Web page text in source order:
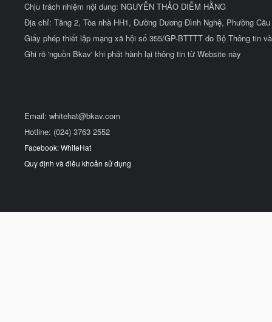
Chịu trách nhiệm nội dung: NGUYỄN THẢO DIỄM HẰNG
Địa chỉ: Tầng 2, Tòa nhà HH1, Đường Dương Đình Nghệ, Phường
Giấy phép thiết lập mạng xã hội số 355/GP-BTTTT do Bộ Thông tin
Ghi rõ 'nguồn Bkav' khi phát hành lại thông tin từ Website này
Email: whitehat@bkav.com
Hotline: (024) 3763 2552
Facebook: WhiteHat
Quy định và điều khoản sử dụng